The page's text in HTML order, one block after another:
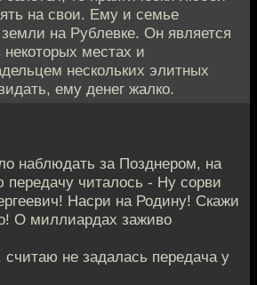
на свои. Ему и семье
на Рублевке. Он является
местах и
нескольких элитных
ему денег жалко.
наблюдать за Позднером, на
передачу читалось - Ну сорви
Насри на Родину! Скажи
О миллиардах заживо
считаю не задалась передача у